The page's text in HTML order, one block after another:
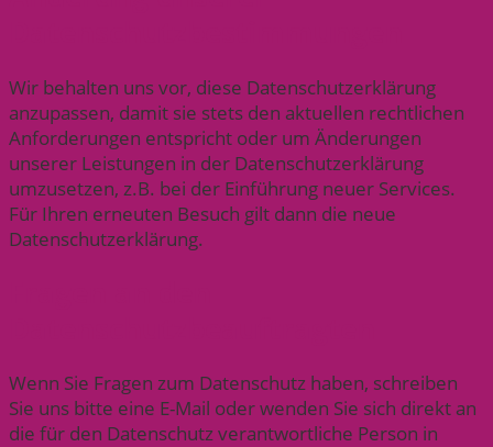
Wir behalten uns vor, diese Datenschutzerklärung
anzupassen, damit sie stets den aktuellen rechtlichen
Anforderungen entspricht oder um Änderungen
unserer Leistungen in der Datenschutzerklärung
umzusetzen, z.B. bei der Einführung neuer Services.
Für Ihren erneuten Besuch gilt dann die neue
Datenschutzerklärung.
Wenn Sie Fragen zum Datenschutz haben, schreiben
Sie uns bitte eine E-Mail oder wenden Sie sich direkt an
die für den Datenschutz verantwortliche Person in